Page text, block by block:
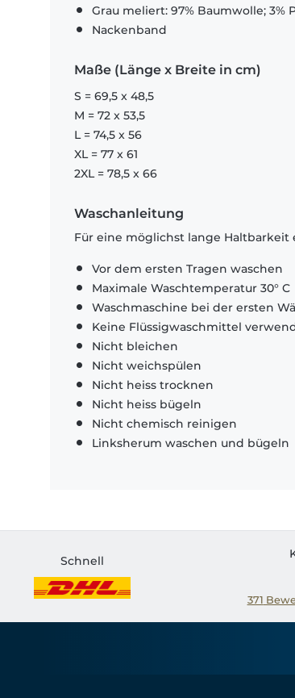
Grau meliert: 97% Baumwolle; 3%
Nackenband
Maße (Länge x Breite in cm)
S = 69,5 x 48,5
M = 72 x 53,5
L = 74,5 x 56
XL = 77 x 61
2XL = 78,5 x 66
Waschanleitung
Für eine möglichst lange
Vor dem ersten Tragen waschen
Maximale Waschtemperatur 30° C
Waschmaschine bei der ersten
Keine Flüssigwaschmittel
Nicht bleichen
Nicht weichspülen
Nicht heiss trocknen
Nicht heiss bügeln
Nicht chemisch reinigen
Linksherum waschen und bügeln
Schnell
371